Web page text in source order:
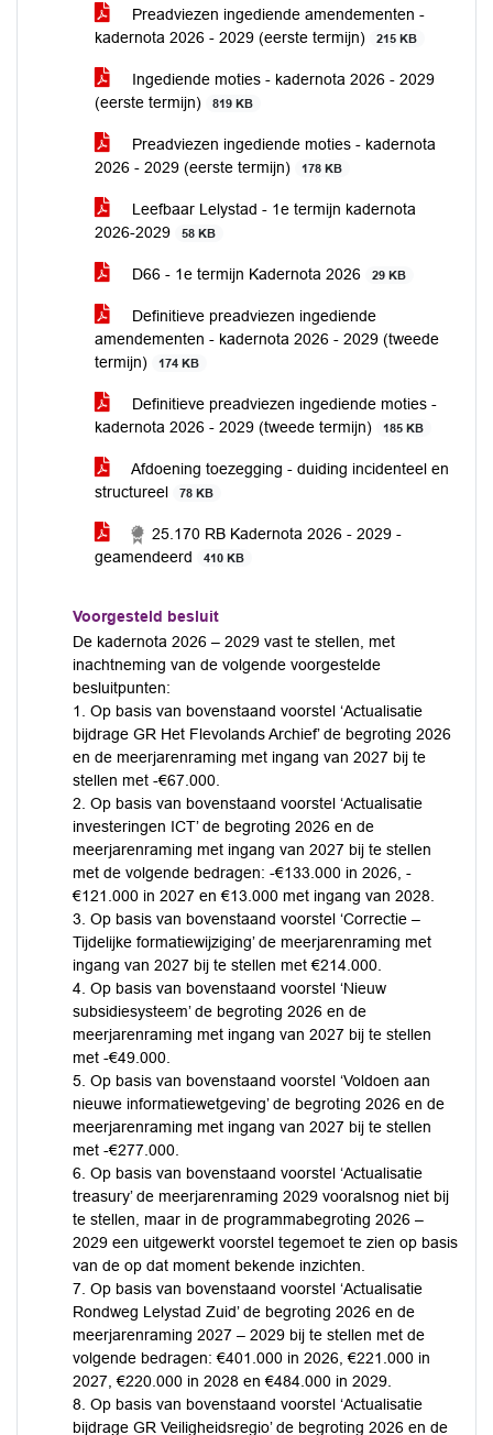
Preadviezen ingediende amendementen -
kadernota 2026 - 2029 (eerste termijn)
215 KB
Ingediende moties - kadernota 2026 - 2029
(eerste termijn)
819 KB
Preadviezen ingediende moties - kadernota
2026 - 2029 (eerste termijn)
178 KB
Leefbaar Lelystad - 1e termijn kadernota
2026-2029
58 KB
D66 - 1e termijn Kadernota 2026 29 KB
Definitieve preadviezen ingediende
amendementen - kadernota 2026 - 2029 (tweede
termijn)
174 KB
Definitieve preadviezen ingediende moties -
kadernota 2026 - 2029 (tweede termijn)
185 KB
Afdoening toezegging - duiding incidenteel en
structureel
78 KB
25.170 RB Kadernota 2026 - 2029 -
geamendeerd
410 KB
Voorgesteld besluit
De kadernota 2026 – 2029 vast te stellen, met
inachtneming van de volgende voorgestelde
besluitpunten:
1. Op basis van bovenstaand voorstel ‘Actualisatie
bijdrage GR Het Flevolands Archief’ de begroting 2026
en de meerjarenraming met ingang van 2027 bij te
stellen met -€67.000.
2. Op basis van bovenstaand voorstel ‘Actualisatie
investeringen ICT’ de begroting 2026 en de
meerjarenraming met ingang van 2027 bij te stellen
met de volgende bedragen: -€133.000 in 2026, -
€121.000 in 2027 en €13.000 met ingang van 2028.
3. Op basis van bovenstaand voorstel ‘Correctie –
Tijdelijke formatiewijziging’ de meerjarenraming met
ingang van 2027 bij te stellen met €214.000.
4. Op basis van bovenstaand voorstel ‘Nieuw
subsidiesysteem’ de begroting 2026 en de
meerjarenraming met ingang van 2027 bij te stellen
met -€49.000.
5. Op basis van bovenstaand voorstel ‘Voldoen aan
nieuwe informatiewetgeving’ de begroting 2026 en de
meerjarenraming met ingang van 2027 bij te stellen
met -€277.000.
6. Op basis van bovenstaand voorstel ‘Actualisatie
treasury’ de meerjarenraming 2029 vooralsnog niet bij
te stellen, maar in de programmabegroting 2026 –
2029 een uitgewerkt voorstel tegemoet te zien op basis
van de op dat moment bekende inzichten.
7. Op basis van bovenstaand voorstel ‘Actualisatie
Rondweg Lelystad Zuid’ de begroting 2026 en de
meerjarenraming 2027 – 2029 bij te stellen met de
volgende bedragen: €401.000 in 2026, €221.000 in
2027, €220.000 in 2028 en €484.000 in 2029.
8. Op basis van bovenstaand voorstel ‘Actualisatie
bijdrage GR Veiligheidsregio’ de begroting 2026 en de